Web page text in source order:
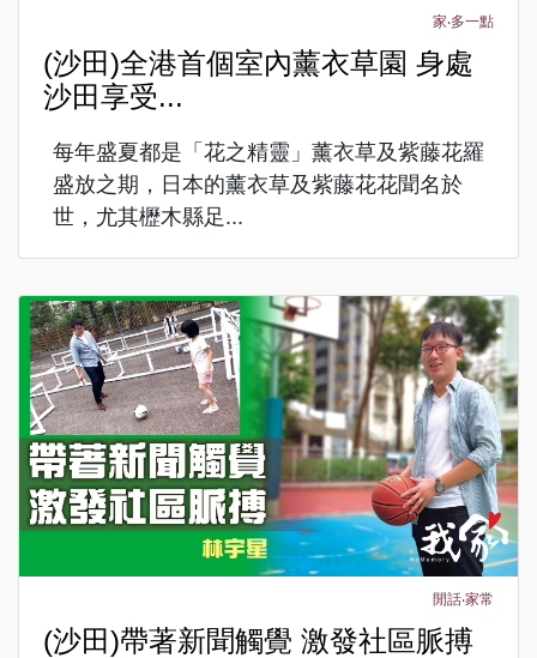
家‧多一點
(沙田)全港首個室內薰衣草園 身處
沙田享受...
每年盛夏都是「花之精靈」薰衣草及紫藤花羅
盛放之期，日本的薰衣草及紫藤花花聞名於
世，尤其櫪木縣足...
閒話‧家常
(沙田)帶著新聞觸覺 激發社區脈搏